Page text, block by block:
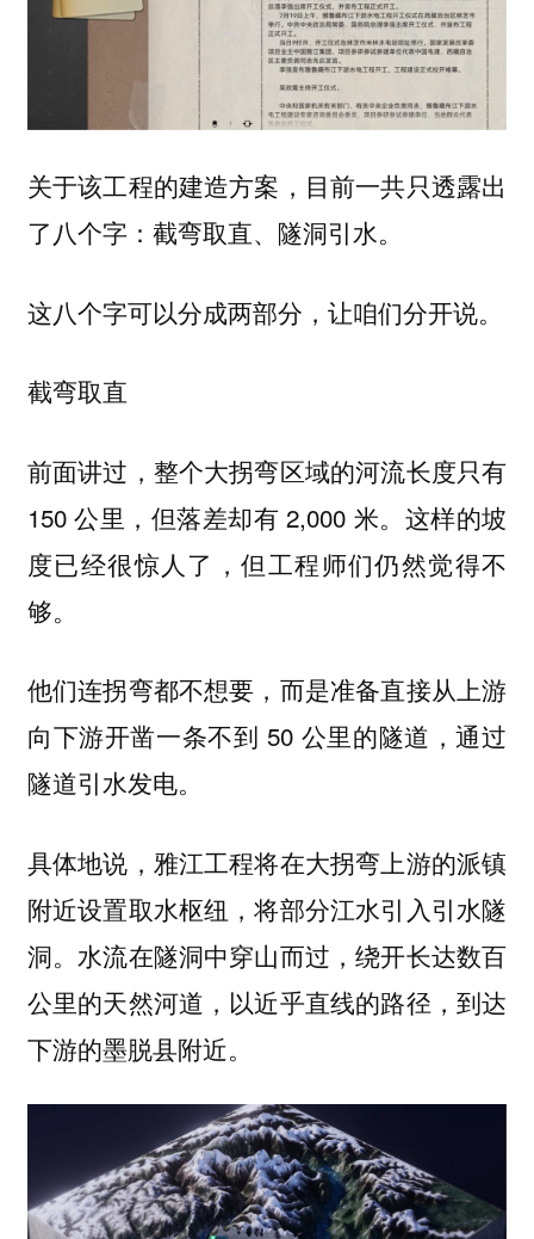
关于该工程的建造方案，目前一共只透露出
了八个字： 截弯取直、隧洞引水。
这八个字可以分成两部分，让咱们分开说。
截弯取直
前面讲过，整个大拐弯区域的河流长度只有
150 公里，但落差却有 2,000 米。这样的坡
度已经很惊人了，但工程师们仍然觉得不
够。
他们连拐弯都不想要，而是准备直接从上游
向下游开凿一条不到 50 公里的隧道，通过
隧道引水发电。
具体地说，雅江工程将在大拐弯上游的派镇
附近设置取水枢纽，将部分江水引入引水隧
洞。水流在隧洞中穿山而过，绕开长达数百
公里的天然河道，以近乎直线的路径，到达
下游的墨脱县附近。